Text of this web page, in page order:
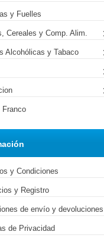
y Fuelles
Cereales y Comp. Alim.
Alcohólicas y Tabaco
Franco
y Condiciones
y Registro
de envío y devoluciones
de Privacidad